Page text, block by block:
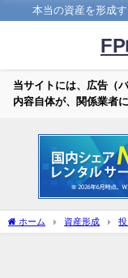
本当の資産を形成
当サイトには、広告（
内容自体が、関係業者
ホーム 資産形成
カ投信積立結果 26月目